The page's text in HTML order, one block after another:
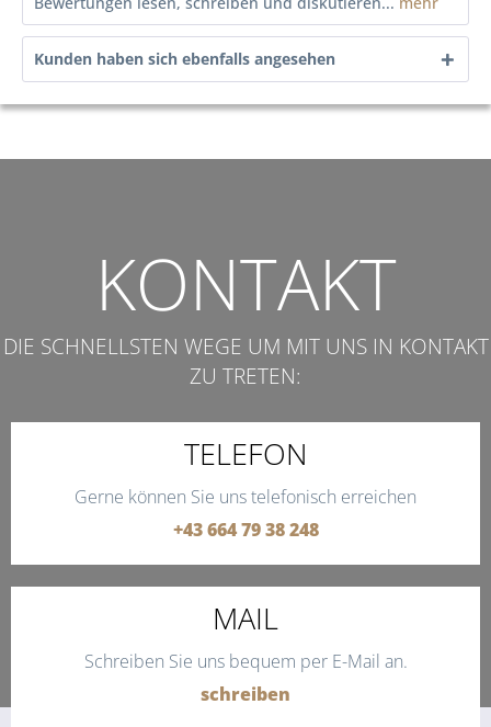
Kunden haben sich ebenfalls angesehen
KONTAKT
DIE SCHNELLSTEN WEGE UM MIT UNS IN KONTAKT
ZU TRETEN:
TELEFON
Gerne können Sie uns telefonisch erreichen
+43 664 79 38 248
MAIL
Schreiben Sie uns bequem per E-Mail an.
schreiben